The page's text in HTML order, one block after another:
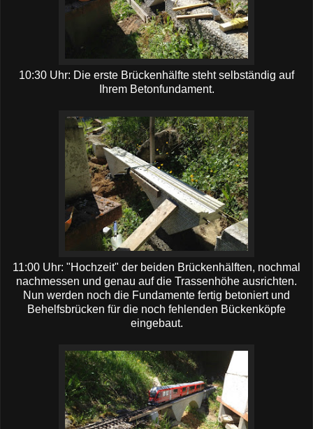
10:30 Uhr: Die erste Brückenhälfte steht selbständig auf
Ihrem Betonfundament.
11:00 Uhr: "Hochzeit" der beiden Brückenhälften, nochmal
nachmessen und genau auf die Trassenhöhe ausrichten.
Nun werden noch die Fundamente fertig betoniert und
Behelfsbrücken für die noch fehlenden Bückenköpfe
eingebaut.